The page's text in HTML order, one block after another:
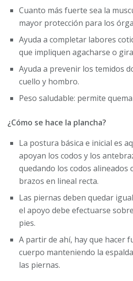
Cuanto más fuerte sea la
mayor protección para los
Ayuda a completar labores
que impliquen agacharse o
Ayuda a prevenir los temidos
cuello y hombro.
Peso saludable: permite
¿Cómo se hace la plancha?
La postura básica e inicial es
apoyan los codos y los
quedando los codos alineados
brazos en lineal recta.
Las piernas deben quedar
el apoyo debe efectuarse
pies.
A partir de ahí, hay que hacer
cuerpo manteniendo la
las piernas.